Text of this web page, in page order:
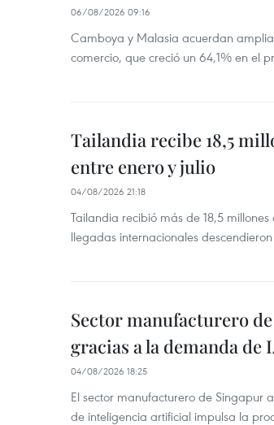
06/08/2026 09:16
Camboya y Malasia acuerdan
comercio, que creció un 64,1% en el
Tailandia recibe 18,5
entre enero y julio
04/08/2026 21:18
Tailandia recibió más de 18,5
llegadas internacionales
Sector manufacturero
gracias a la demanda de
04/08/2026 18:25
El sector manufacturero de Singapur
de inteligencia artificial impulsa la